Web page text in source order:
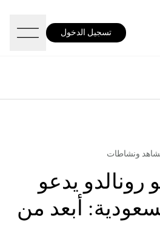
تسجيل الدخول
ونشاطات
رونالدو يدعو
أبعد من